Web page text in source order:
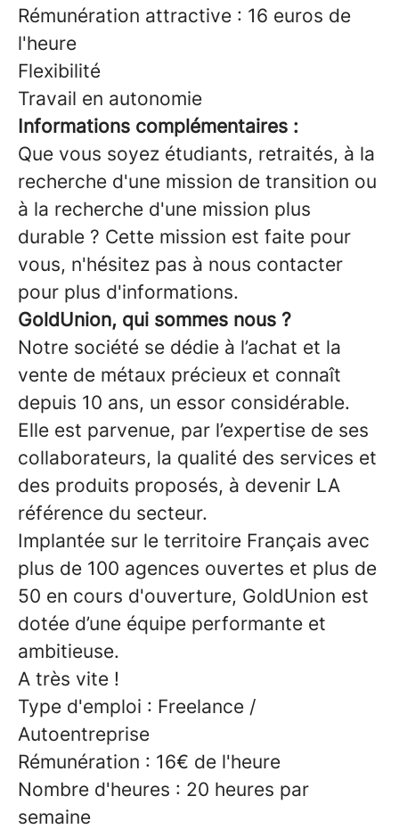
Rémunération attractive : 16 euros de
l'heure
Flexibilité
Travail en autonomie
Informations complémentaires :
Que vous soyez étudiants, retraités, à la
recherche d'une mission de transition ou
à la recherche d'une mission plus
durable ? Cette mission est faite pour
vous, n'hésitez pas à nous contacter
pour plus d'informations.
GoldUnion, qui sommes nous ?
Notre société se dédie à l’achat et la
vente de métaux précieux et connaît
depuis 10 ans, un essor considérable.
Elle est parvenue, par l’expertise de ses
collaborateurs, la qualité des services et
des produits proposés, à devenir LA
référence du secteur.
Implantée sur le territoire Français avec
plus de 100 agences ouvertes et plus de
50 en cours d'ouverture, GoldUnion est
dotée d’une équipe performante et
ambitieuse.
A très vite !
Type d'emploi : Freelance /
Autoentreprise
Rémunération : 16€ de l'heure
Nombre d'heures : 20 heures par
semaine